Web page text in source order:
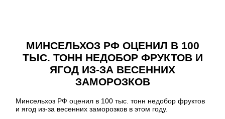
МИНСЕЛЬХОЗ РФ ОЦЕНИЛ В 100
ТЫС. ТОНН НЕДОБОР ФРУКТОВ И
ЯГОД ИЗ-ЗА ВЕСЕННИХ
ЗАМОРОЗКОВ
Минсельхоз РФ оценил в 100 тыс. тонн недобор фруктов
и ягод из-за весенних заморозков в этом году.